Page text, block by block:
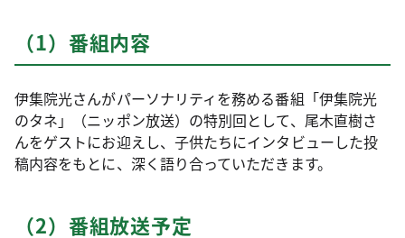
（1）番組内容
伊集院光さんがパーソナリティを務める番組「伊集院光
のタネ」（ニッポン放送）の特別回として、尾木直樹さ
んをゲストにお迎えし、子供たちにインタビューした投
稿内容をもとに、深く語り合っていただきます。
（2）番組放送予定